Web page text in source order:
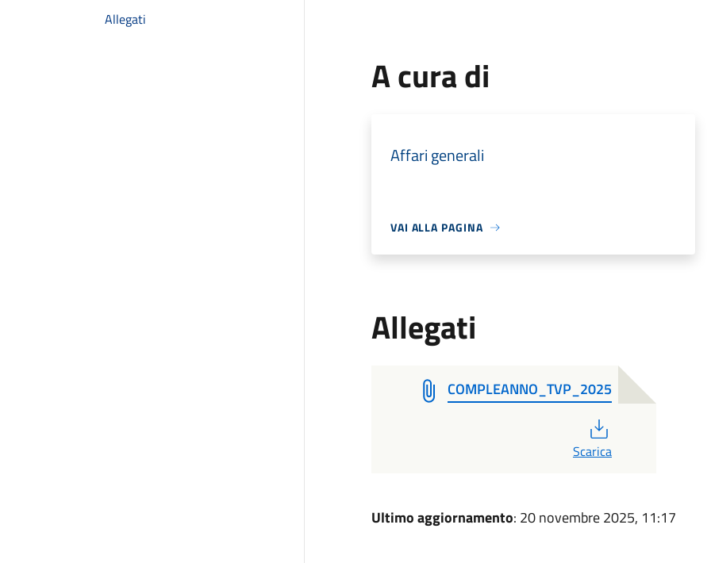
Allegati
A cura di
Affari generali
VAI ALLA PAGINA
Allegati
COMPLEANNO_TVP_2025
Scarica
Ultimo aggiornamento: 20 novembre 2025, 11:17